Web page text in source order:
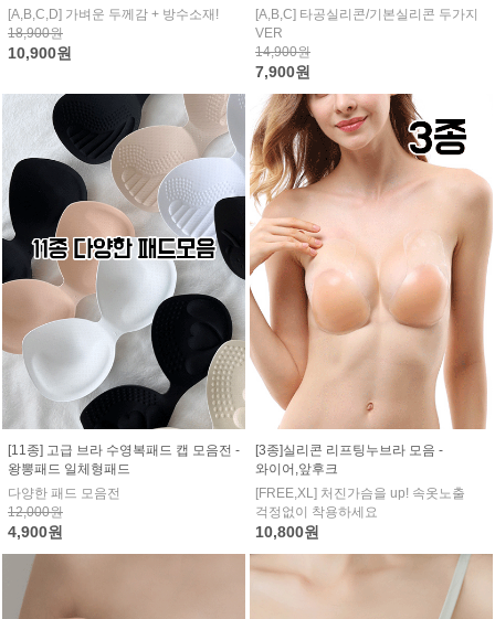
[A,B,C,D] 가벼운 두께감 + 방수소재!
18,900원
10,900원
[A,B,C] 타공실리콘/기본실리콘 두가지
VER
14,900원
7,900원
[11종] 고급 브라 수영복패드 캡 모음전 -
왕뽕패드 일체형패드
다양한 패드 모음전
12,000원
4,900원
[3종]실리콘 리프팅누브라 모음 -
와이어,앞후크
[FREE,XL] 처진가슴을 up! 속옷노출
걱정없이 착용하세요
10,800원